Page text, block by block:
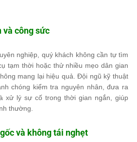
công sức
nghiệp, quý khách không cần tự tìm
tạm thời hoặc thử nhiều mẹo dân gian
mang lại hiệu quả. Đội ngũ kỹ thuật
chóng kiểm tra nguyên nhân, đưa ra
xử lý sự cố trong thời gian ngắn, giúp
thường.
và không tái nghẹt